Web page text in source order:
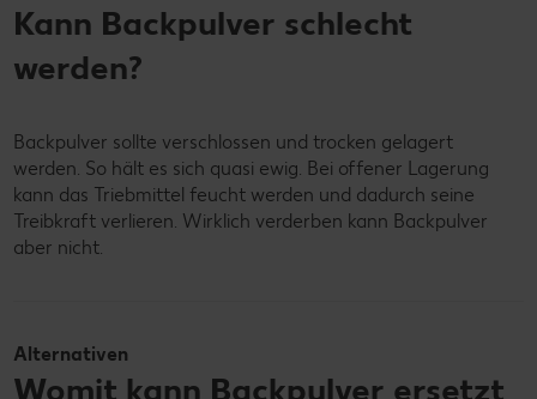
Kann Backpulver schlecht
werden?
Backpulver sollte verschlossen und trocken gelagert
werden. So hält es sich quasi ewig. Bei offener Lagerung
kann das Triebmittel feucht werden und dadurch seine
Treibkraft verlieren. Wirklich verderben kann Backpulver
aber nicht.
Alternativen
Womit kann Backpulver ersetzt